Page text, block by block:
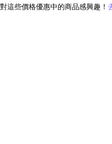
這些價格優惠中的商品感興趣！